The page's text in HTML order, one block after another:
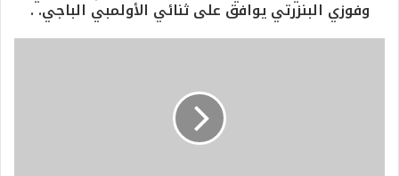
وفوزي البنزرتي يوافق على ثنائي الأولمبي الباجي. .